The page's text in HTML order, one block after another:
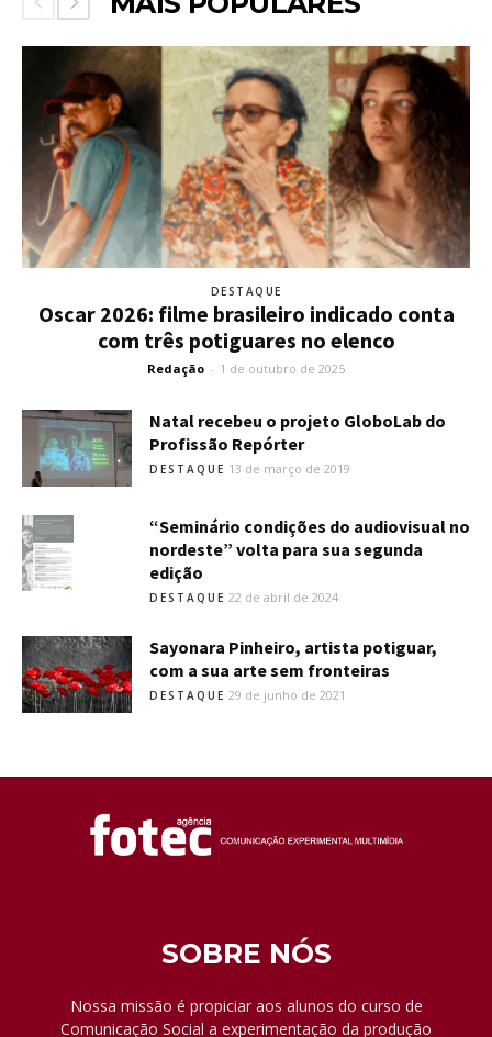
DESTAQUE
Oscar 2026: filme brasileiro indicado conta
com três potiguares no elenco
Redação - 1 de outubro de 2025
Natal recebeu o projeto GloboLab do
Profissão Repórter
DESTAQUE 13 de março de 2019
“Seminário condições do audiovisual no
nordeste” volta para sua segunda
edição
DESTAQUE 22 de abril de 2024
Sayonara Pinheiro, artista potiguar,
com a sua arte sem fronteiras
DESTAQUE 29 de junho de 2021
SOBRE NÓS
Nossa missão é propiciar aos alunos do curso de
Comunicação Social a experimentação da produção